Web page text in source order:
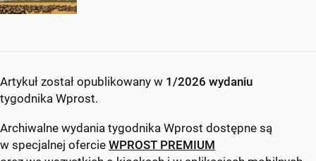
Artykuł został opublikowany w 1/2026 wydaniu
tygodnika Wprost.
Archiwalne wydania tygodnika Wprost dostępne są
w specjalnej ofercie WPROST PREMIUM